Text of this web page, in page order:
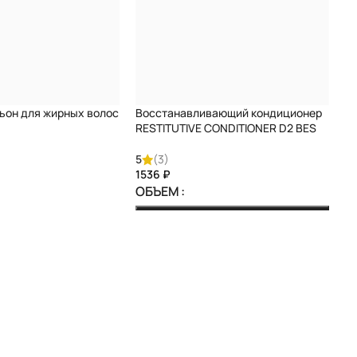
для жирных волос
Восстанавливающий кондиционер
RESTITUTIVE CONDITIONER D2 BES
5
(3)
₽
ОБЪЕМ